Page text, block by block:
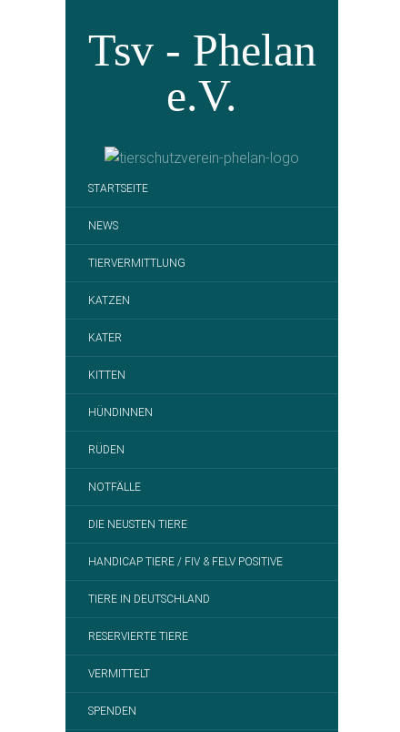
Tsv - Phelan
e.V.
STARTSEITE
NEWS
TIERVERMITTLUNG
KATZEN
KATER
KITTEN
HÜNDINNEN
RÜDEN
NOTFÄLLE
DIE NEUSTEN TIERE
HANDICAP TIERE / FIV & FELV POSITIVE
TIERE IN DEUTSCHLAND
RESERVIERTE TIERE
VERMITTELT
SPENDEN